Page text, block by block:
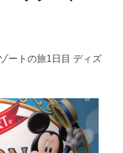
え
ートの旅1日目 ディズ